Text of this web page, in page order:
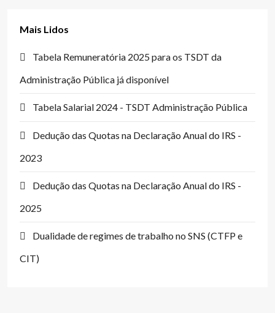
Mais Lidos
Tabela Remuneratória 2025 para os TSDT da
Administração Pública já disponível
Tabela Salarial 2024 - TSDT Administração Pública
Dedução das Quotas na Declaração Anual do IRS -
2023
Dedução das Quotas na Declaração Anual do IRS -
2025
Dualidade de regimes de trabalho no SNS (CTFP e
CIT)